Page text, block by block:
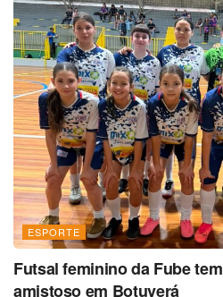
ESPORTE
Futsal feminino da Fube
amistoso em Botuverá